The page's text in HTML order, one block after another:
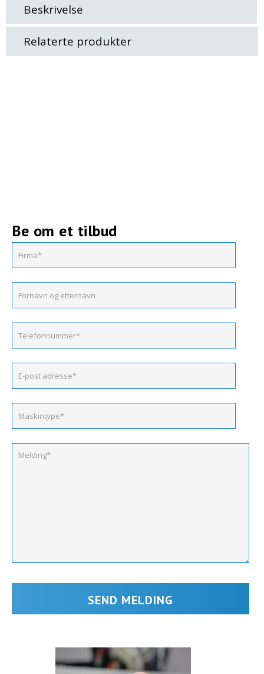
Beskrivelse
Relaterte produkter
Be om et tilbud